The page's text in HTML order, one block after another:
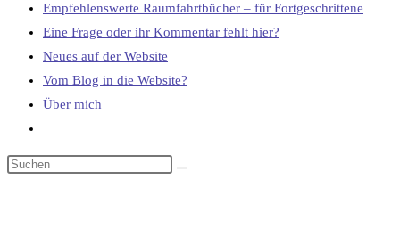
Empfehlenswerte Raumfahrtbücher – für Fortgeschrittene
Eine Frage oder ihr Kommentar fehlt hier?
Neues auf der Website
Vom Blog in die Website?
Über mich
umschalten